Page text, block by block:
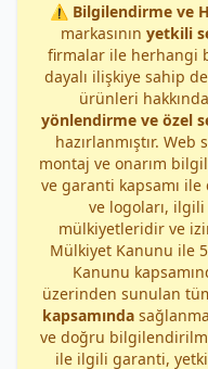
⚠️ Bilgilendirme ve
markasının yetkili
firmalar ile herhangi
dayalı ilişkiye sahip
ürünleri hakkında
yönlendirme ve özel
hazırlanmıştır.
montaj ve onarım
ve garanti kapsamı
ve logoları,
mülkiyetleridir ve
Mülkiyet Kanunu ile
Kanunu
üzerinden sunulan
kapsamında
ve doğru
ile ilgili garanti,